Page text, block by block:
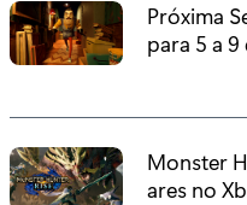
Próxima
para 5 a
Monster
ares no